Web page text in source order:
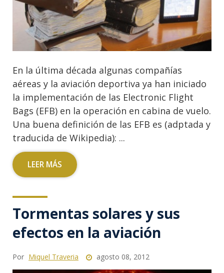
En la última década algunas compañías
aéreas y la aviación deportiva ya han iniciado
la implementación de las Electronic Flight
Bags (EFB) en la operación en cabina de vuelo.
Una buena definición de las EFB es (adptada y
traducida de Wikipedia): ...
LEER MÁS
Tormentas solares y sus
efectos en la aviación
Por Miquel Traveria agosto 08, 2012